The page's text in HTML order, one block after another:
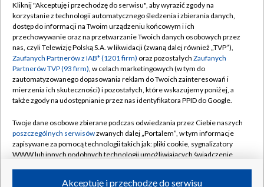
TVP
Abonament TVP
Emisja w TVP
Centrum informacji TVP
Naziemna Telewizja Cyfrowa
Rada Programowa
System NOS
Informacje o nadawcy
Regulamin TVP
Polityka prywatności
Moje zgody
Pomoc
Kontakt
Kanały
Kliknij "Akceptuję i przechodzę do serwisu", aby wyrazić zgody na
korzystanie z technologii automatycznego śledzenia i zbierania danych,
dostęp do informacji na Twoim urządzeniu końcowym i ich
przechowywanie oraz na przetwarzanie Twoich danych osobowych przez
nas, czyli Telewizję Polską S.A. w likwidacji (zwaną dalej również „TVP”),
Zaufanych Partnerów z IAB* (1201 firm) oraz pozostałych Zaufanych
Partnerów TVP (93 firm), w celach marketingowych (w tym do
zautomatyzowanego dopasowania reklam do Twoich zainteresowań i
mierzenia ich skuteczności) i pozostałych, które wskazujemy poniżej, a
także zgody na udostępnianie przez nas identyfikatora PPID do Google.
Twoje dane osobowe zbierane podczas odwiedzania przez Ciebie naszych
poszczególnych serwisówzwanych dalej „Portalem”, w tym informacje
zapisywane za pomocą technologii takich jak: pliki cookie, sygnalizatory
WWW lub innych podobnych technologii umożliwiających świadczenie
Akceptuję i przechodzę do serwisu